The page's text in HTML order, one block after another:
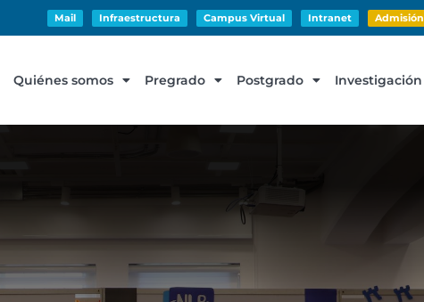
Mail Infraestructura Campus Virtual Intranet Admisión
Quiénes somos Pregrado Postgrado Investigación